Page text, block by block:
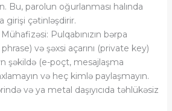
Bu, parolun oğurlanması halında
girişi çətinləşdirir.
Pulqabınızın bərpa
və şəxsi açarını (private key)
şəkildə (e-poçt, mesajlaşma
və heç kimlə paylaşmayın.
və ya metal daşıyıcıda təhlükəsiz